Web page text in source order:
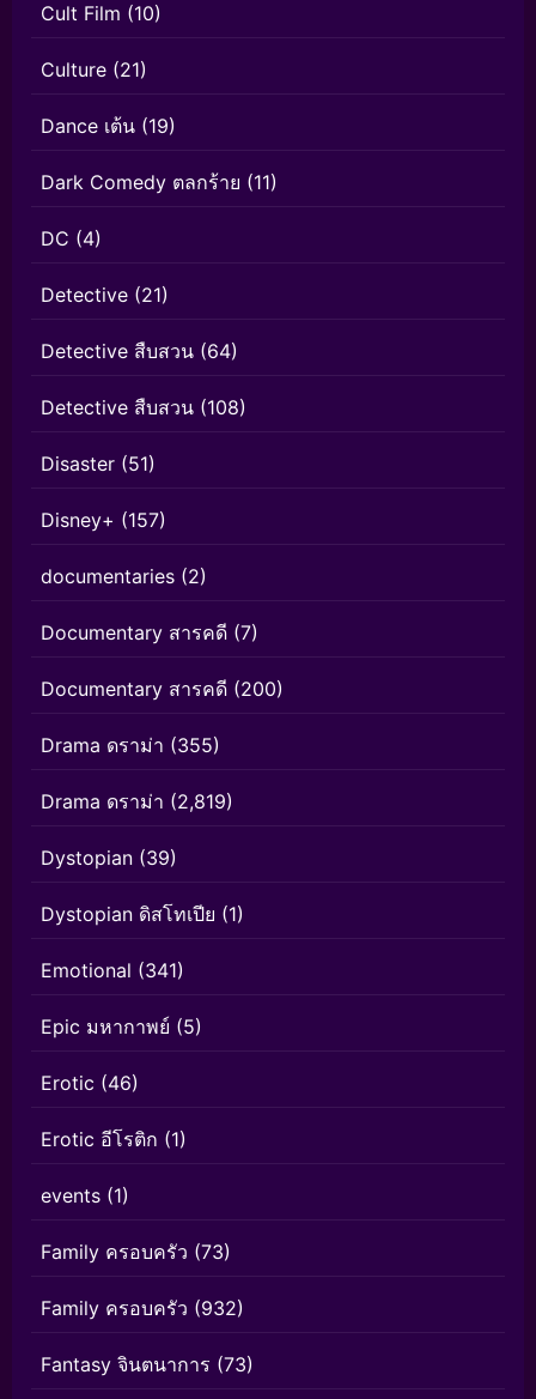
Cult Film (10)
Culture (21)
Dance เต้น (19)
Dark Comedy ตลกร้าย (11)
DC (4)
Detective (21)
Detective สืบสวน (64)
Detective สืบสวน (108)
Disaster (51)
Disney+ (157)
documentaries (2)
Documentary สารคดี (7)
Documentary สารคดี (200)
Drama ดราม่า (355)
Drama ดราม่า (2,819)
Dystopian (39)
Dystopian ดิสโทเปีย (1)
Emotional (341)
Epic มหากาพย์ (5)
Erotic (46)
Erotic อีโรติก (1)
events (1)
Family ครอบครัว (73)
Family ครอบครัว (932)
Fantasy จินตนาการ (73)